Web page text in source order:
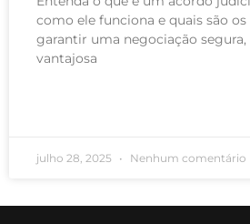
como ele funciona e quais são os
garantir uma negociação
vantajosa
julho 28, 2025 Nenhum comentário